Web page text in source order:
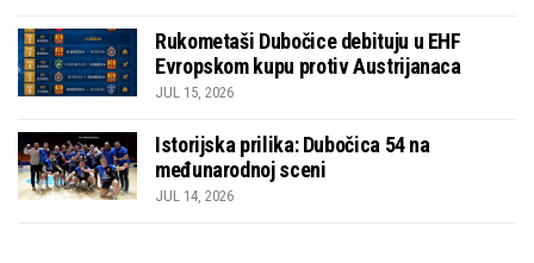
Rukometaši Dubočice debituju u EHF
Evropskom kupu protiv Austrijanaca
JUL 15, 2026
Istorijska prilika: Dubočica 54 na
međunarodnoj sceni
JUL 14, 2026